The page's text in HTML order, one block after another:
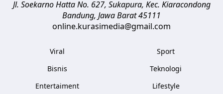
Jl. Soekarno Hatta No. 627, Sukapura, Kec. Kiaracondong
Bandung, Jawa Barat45111
online.kurasimedia@gmail.com
Viral
Bisnis
Entertaiment
Sport
Teknologi
Lifestyle